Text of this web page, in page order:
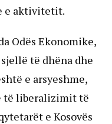
e aktivitetit.
Odës Ekonomike,
të dhëna dhe
e arsyeshme,
të liberalizimit të
e Kosovës